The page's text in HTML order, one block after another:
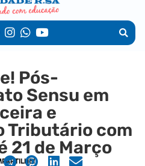
Pós-
Sensu em
e
Tributário com
21 de Março